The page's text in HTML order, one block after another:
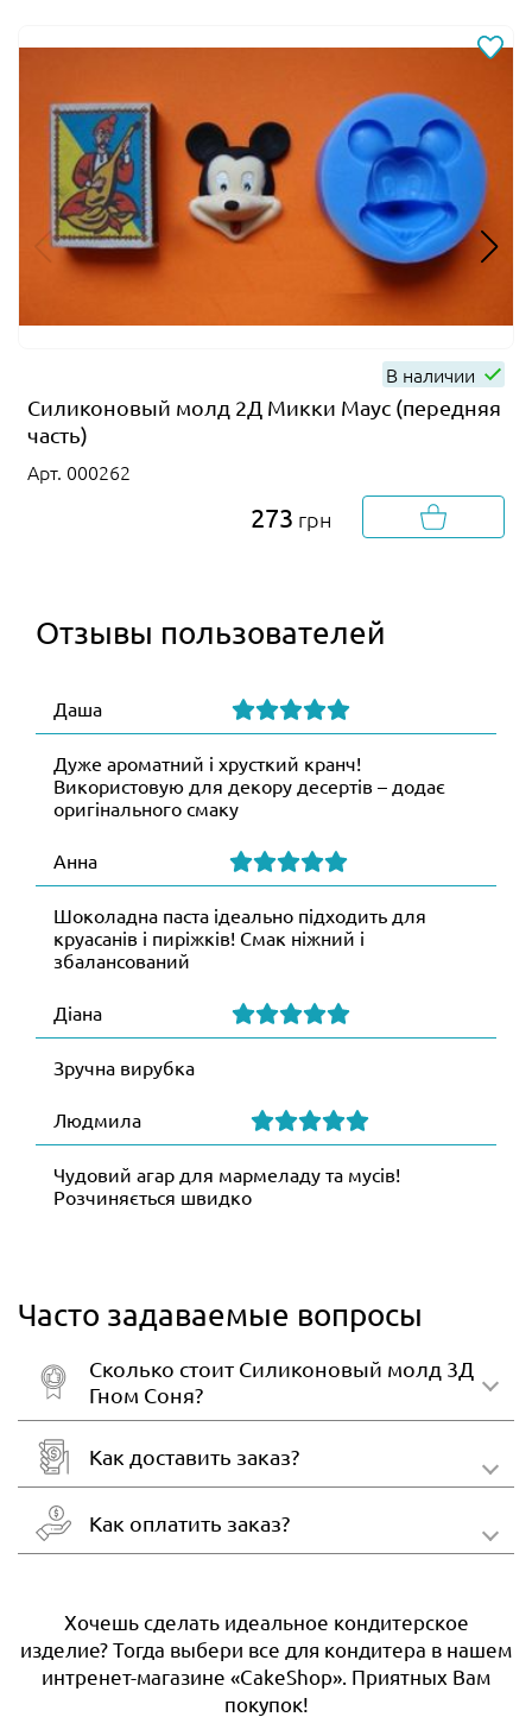
В наличии
Силиконовый молд 2Д Микки Маус (передняя
часть)
Арт. 000262
273 грн
Отзывы пользователей
Даша
Дуже ароматний і хрусткий кранч!
Використовую для декору десертів – додає
оригінального смаку
Анна
Шоколадна паста ідеально підходить для
круасанів і пиріжків! Смак ніжний і
збалансований
Діана
Зручна вирубка
Людмила
Чудовий агар для мармеладу та мусів!
Розчиняється швидко
Часто задаваемые вопросы
Сколько стоит Силиконовый молд 3Д
Гном Соня?
Как доставить заказ?
Как оплатить заказ?
Хочешь сделать идеальное кондитерское
изделие? Тогда выбери все для кондитера в нашем
интренет-магазине «CakeShop». Приятных Вам
покупок!